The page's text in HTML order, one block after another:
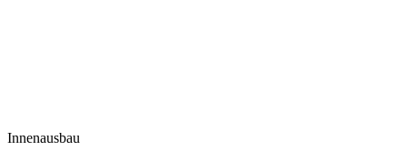
Innenausbau